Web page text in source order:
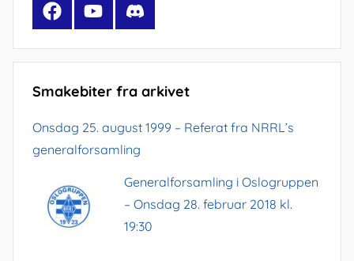
FacebookYouTubeDiscord
Smakebiter fra arkivet
Onsdag 25. august 1999 – Referat fra NRRL’s
generalforsamling
Generalforsamling i Oslogruppen
– Onsdag 28. februar 2018 kl.
19:30